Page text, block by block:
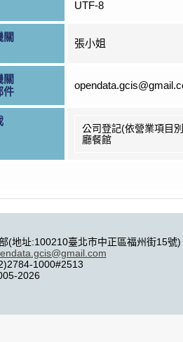
UTF-8
關
張小姐
關
件
公司登記(依營業項目
廳餐館
(地址:100210臺北市中正區福州街15號)
1000#2513
2026